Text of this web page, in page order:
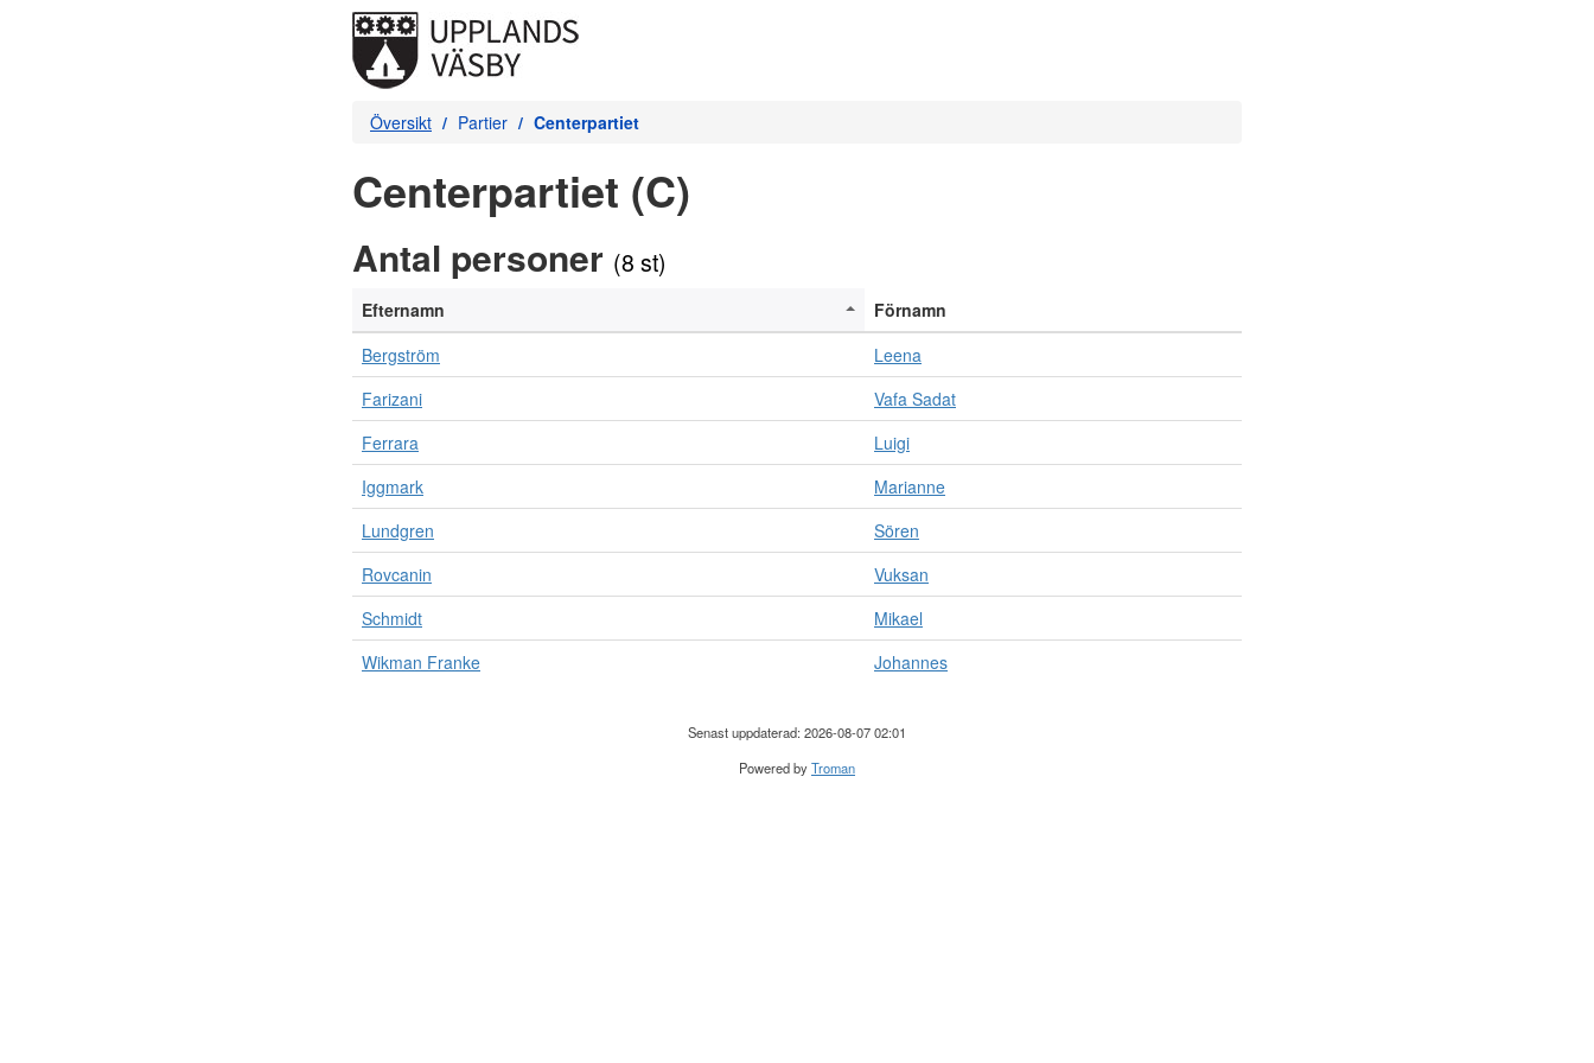
Översikt Partier Centerpartiet
Centerpartiet (C)
Antal personer (8 st)
Efternamn
Förnamn
Bergström
Leena
Farizani
Vafa Sadat
Ferrara
Luigi
Iggmark
Marianne
Lundgren
Sören
Rovcanin
Vuksan
Schmidt
Mikael
Wikman Franke
Johannes
Senast uppdaterad: 2026-08-07 02:01
Powered byTroman